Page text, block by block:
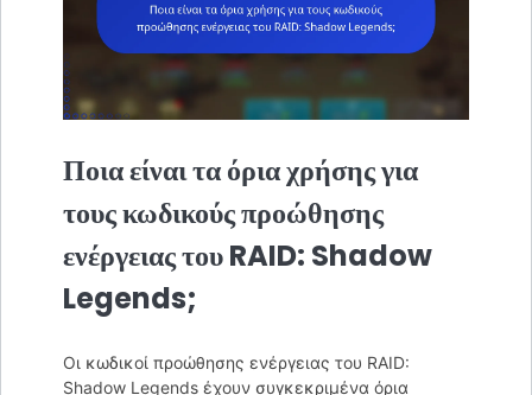
Ποια είναι τα όρια χρήσης για
τους κωδικούς προώθησης
ενέργειας του RAID: Shadow
Legends;
Οι κωδικοί προώθησης ενέργειας του RAID:
Shadow Legends έχουν συγκεκριμένα όρια